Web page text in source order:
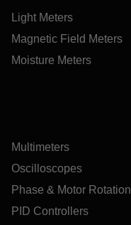
Light Meters
Magnetic Field Meters
Moisture Meters
Multimeters
Oscilloscopes
Phase & Motor Rotation
PID Controllers